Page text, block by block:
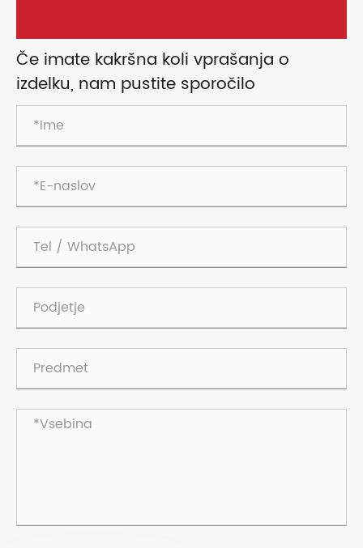
Če imate kakršna koli vprašanja o
izdelku, nam pustite sporočilo